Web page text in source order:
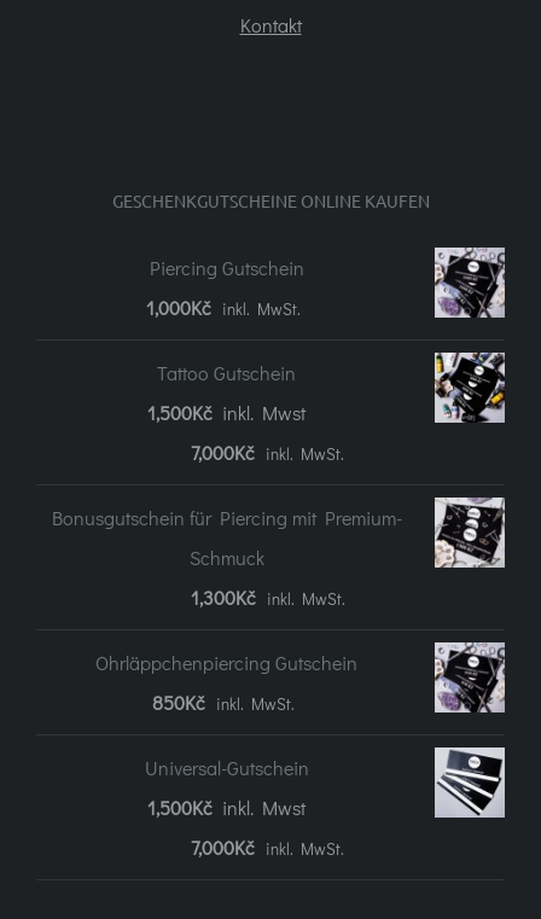
Kontakt
GESCHENKGUTSCHEINE ONLINE KAUFEN
Piercing Gutschein
1,000Kč inkl. MwSt.
Tattoo Gutschein
1,500Kč inkl. Mwst
7,000KčPreisspanne:
bis
7.000Kč
inkl. MwSt.
Bonusgutschein für Piercing mit Premium-
Schmuck
1,300Kč inkl. MwSt.
Ohrläppchenpiercing Gutschein
850Kč inkl. MwSt.
Universal-Gutschein
1,500Kč inkl. Mwst
7,000KčPreisspanne:
inkl. MwSt.